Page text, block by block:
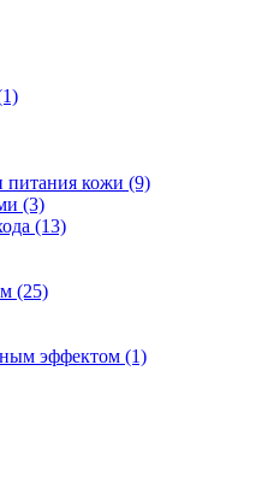
питания кожи (9)
(3)
(13)
(25)
эффектом (1)